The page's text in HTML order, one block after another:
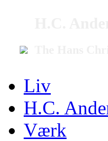
Liv
H.C.
Værk